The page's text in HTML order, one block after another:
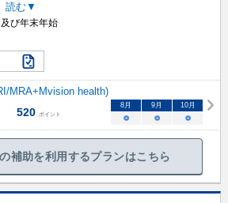
読む▼
び年末年始
MRA+Mvision health)
520 ポイント
8月 9月 10月
○ ○ ○
補助を利用するプランはこちら